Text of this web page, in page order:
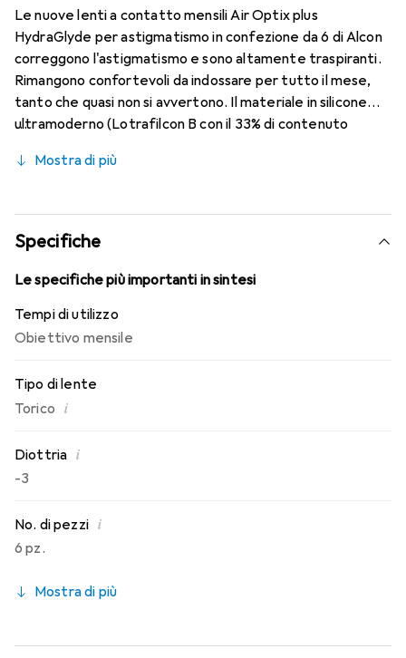
Le nuove lenti a contatto mensili Air Optix plus
HydraGlyde per astigmatismo in confezione da 6 di Alcon
correggono l'astigmatismo e sono altamente traspiranti.
Rimangono confortevoli da indossare per tutto il mese,
tanto che quasi non si avvertono. Il materiale in silicone
ultramoderno (Lotrafilcon B con il 33% di contenuto
Moisture Matrix e la nota tecnologia SmartShield,
conosci. Comfort e assenza di fastidi durante tutto il
giorno con le lenti mensili.
Mostra di più
Specifiche
Le specifiche più importanti in sintesi
Tempi di utilizzo
Obiettivo mensile
Tipo di lente
Torico i
Diottria i
-3
No. di pezzi i
6 pz.
Mostra di più